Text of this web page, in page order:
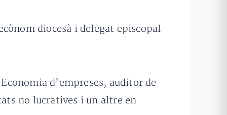
diocesà i delegat episcopal
d’empreses, auditor de
no lucratives i un altre en